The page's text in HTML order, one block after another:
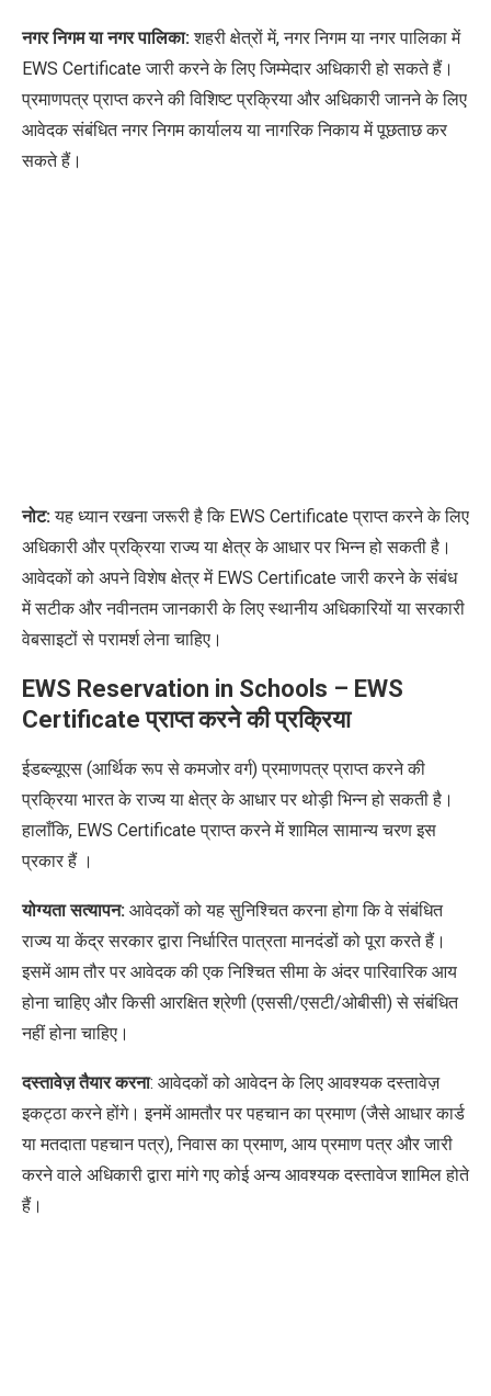
नगर निगम या नगर पालिका:शहरी क्षेत्रों में,नगर निगम या नगर पालिका में
EWS Certificate जारी करने के लिए जिम्मेदार अधिकारी हो सकते हैं।
प्रमाणपत्र प्राप्त करने की विशिष्ट प्रक्रिया और अधिकारी जानने के लिए
आवेदक संबंधित नगर निगम कार्यालय या नागरिक निकाय में पूछताछ कर
सकते हैं।
नोट:यह ध्यान रखना जरूरी है कि EWS Certificate प्राप्त करने के लिए
अधिकारी और प्रक्रिया राज्य या क्षेत्र के आधार पर भिन्न हो सकती है।
आवेदकों को अपने विशेष क्षेत्र में EWS Certificate जारी करने के संबंध
में सटीक और नवीनतम जानकारी के लिए स्थानीय अधिकारियों या सरकारी
वेबसाइटों से परामर्श लेना चाहिए।
EWS Reservation in Schools – EWS
Certificate प्राप्त करने की प्रक्रिया
ईडब्ल्यूएस (आर्थिक रूप से कमजोर वर्ग) प्रमाणपत्र प्राप्त करने की
प्रक्रिया भारत के राज्य या क्षेत्र के आधार पर थोड़ी भिन्न हो सकती है।
हालाँकि, EWS Certificate प्राप्त करने में शामिल सामान्य चरण इस
प्रकार हैं ।
योग्यता सत्यापन: आवेदकों को यह सुनिश्चित करना होगा कि वे संबंधित
राज्य या केंद्र सरकार द्वारा निर्धारित पात्रता मानदंडों को पूरा करते हैं।
इसमें आम तौर पर आवेदक की एक निश्चित सीमा के अंदर पारिवारिक आय
होना चाहिए और किसी आरक्षित श्रेणी (एससी/एसटी/ओबीसी) से संबंधित
नहीं होना चाहिए।
दस्तावेज़ तैयार करना: आवेदकों को आवेदन के लिए आवश्यक दस्तावेज़
इकट्ठा करने होंगे। इनमें आमतौर पर पहचान का प्रमाण (जैसे आधार कार्ड
या मतदाता पहचान पत्र),निवास का प्रमाण, आय प्रमाण पत्र और जारी
करने वाले अधिकारी द्वारा मांगे गए कोई अन्य आवश्यक दस्तावेज शामिल होते
हैं।